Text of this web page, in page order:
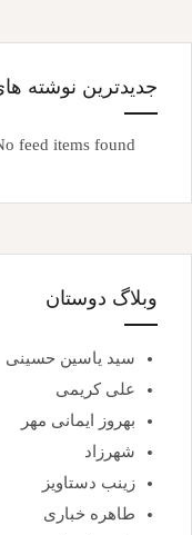
جدیدترین نوشته
feed items found.
وبلاگ دوستان
سید یاسین حسینی
علی کریمی
بهروز ایمانی مهر
شهرزاد
زینب دستاویز
طاهره خباری